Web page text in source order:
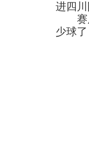
进四川
赛后
少球